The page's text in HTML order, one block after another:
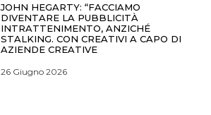
JOHN HEGARTY: “FACCIAMO
DIVENTARE LA PUBBLICITÀ
INTRATTENIMENTO, ANZICHÉ
STALKING. CON CREATIVI A CAPO DI
AZIENDE CREATIVE
26 Giugno 2026